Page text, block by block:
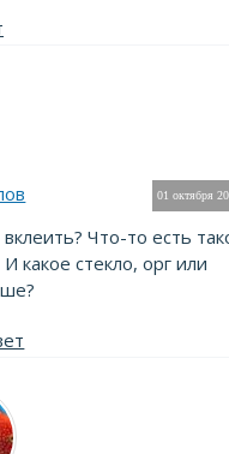
01 октября
Что-то есть
какое стекло, орг или